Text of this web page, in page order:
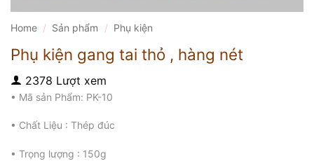
Home / Sản phẩm / Phụ kiện
Phụ kiện gang tai thỏ , hàng nét
2378 Lượt xem
• Mã sản Phẩm: PK-10
• Chất Liệu : Thép đúc
• Trọng lượng : 150g